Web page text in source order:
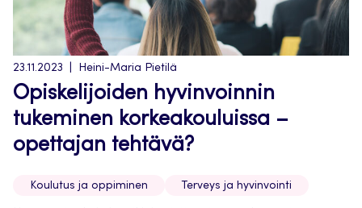
23.11.2023 Heini-Maria Pietilä
Opiskelijoiden hyvinvoinnin
tukeminen korkeakouluissa –
opettajan tehtävä?
Koulutus ja oppiminen Terveys ja hyvinvointi